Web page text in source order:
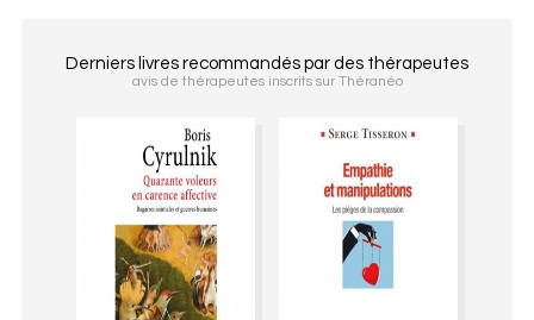
Derniers livres recommandés par des thérapeutes
avis de thérapeutes inscrits sur Théranéo